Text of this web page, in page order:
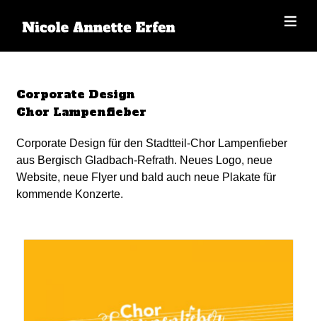
Corporate Design
Chor Lampenfieber
Corporate Design für den Stadtteil-Chor Lampenfieber
aus Bergisch Gladbach-Refrath. Neues Logo, neue
Website, neue Flyer und bald auch neue Plakate für
kommende Konzerte.